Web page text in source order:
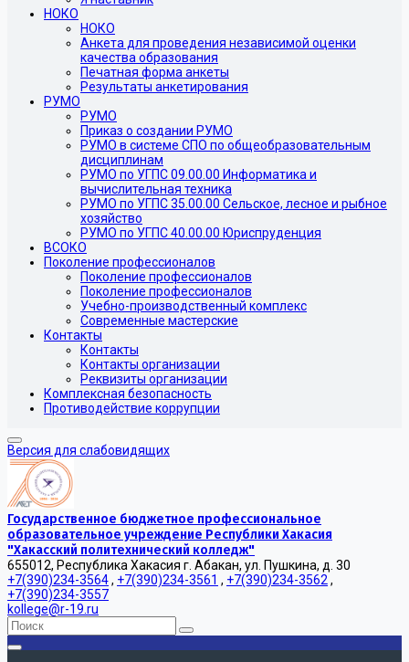
НОКО
НОКО
Анкета для проведения независимой оценки
качества образования
Печатная форма анкеты
Результаты анкетирования
РУМО
РУМО
Приказ о создании РУМО
РУМО в системе СПО по общеобразовательным
дисциплинам
РУМО по УГПС 09.00.00 Информатика и
вычислительная техника
РУМО по УГПС 35.00.00 Сельское, лесное и рыбное
хозяйство
РУМО по УГПС 40.00.00 Юриспруденция
ВСОКО
Поколение профессионалов
Поколение профессионалов
Поколение профессионалов
Учебно-производственный комплекс
Современные мастерские
Контакты
Контакты
Контакты организации
Реквизиты организации
Комплексная безопасность
Противодействие коррупции
Версия для слабовидящих
Государственное бюджетное профессиональное
образовательное учреждение Республики Хакасия
"Хакасский политехнический колледж"
655012, Республика Хакасия г. Абакан, ул. Пушкина, д. 30
+7(390)234-3564, +7(390)234-3561 , +7(390)234-3562 ,
+7(390)234-3557
kollege@r-19.ru